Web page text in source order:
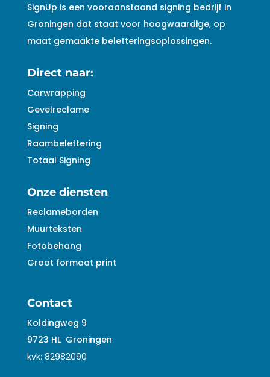
SignUp is een vooraanstaand signing bedrijf in
Groningen dat staat voor hoogwaardige, op
maat gemaakte beletteringsoplossingen.
Direct naar:
Carwrapping
Gevelreclame
Signing
Raambelettering
Totaal Signing
Onze diensten
Reclameborden
Muurteksten
Fotobehang
Groot formaat print
Contact
Koldingweg 9
9723 HL Groningen
kvk: 82982090